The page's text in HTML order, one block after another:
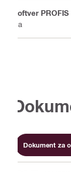
Softver PROFIS
Da
Dokument za